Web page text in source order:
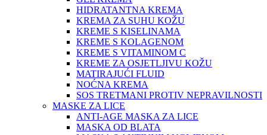
HIDRATANTNA KREMA
KREMA ZA SUHU KOŽU
KREME S KISELINAMA
KREME S KOLAGENOM
KREME S VITAMINOM C
KREME ZA OSJETLJIVU KOŽU
MATIRAJUĆI FLUID
NOĆNA KREMA
SOS TRETMANI PROTIV NEPRAVILNOSTI
MASKE ZA LICE
ANTI-AGE MASKA ZA LICE
MASKA OD BLATA